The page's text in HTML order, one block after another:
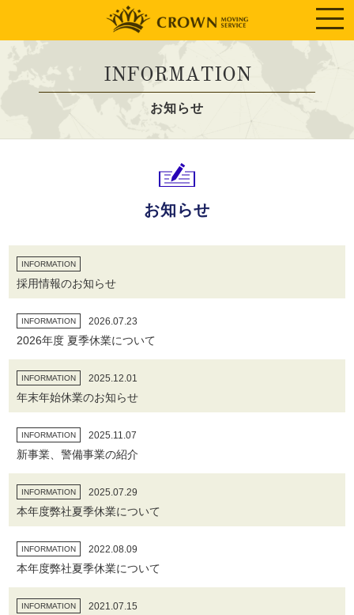
INFORMATION
お知らせ
お知らせ
INFORMATION
採用情報のお知らせ
INFORMATION 2026.07.23
2026年度 夏季休業について
INFORMATION 2025.12.01
年末年始休業のお知らせ
INFORMATION 2025.11.07
新事業、警備事業の紹介
INFORMATION 2025.07.29
本年度弊社夏季休業について
INFORMATION 2022.08.09
本年度弊社夏季休業について
INFORMATION 2021.07.15